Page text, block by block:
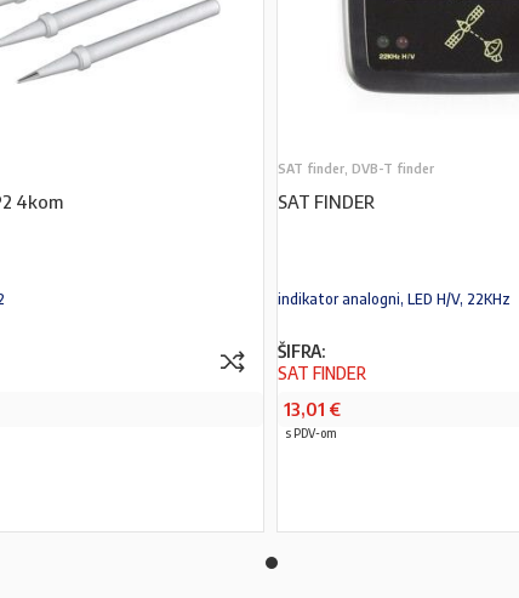
4kom
SAT finder, DVB-T finder
SAT FINDER
indikator analogni, LED H/V, 22KHz
ŠIFRA:
SAT FINDER
13,01 €
s PDV-om